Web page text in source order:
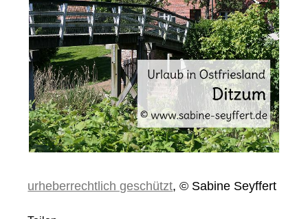
urheberrechtlich geschützt, © Sabine Seyffert